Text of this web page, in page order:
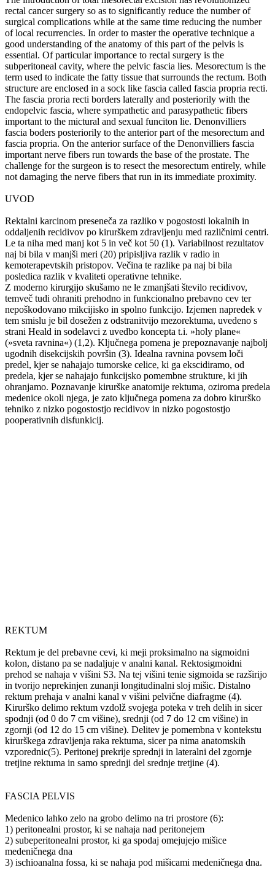
rectal cancer surgery so as to significantly reduce the number of
surgical complications while at the same time reducing the number
of local recurrencies. In order to master the operative technique a
good understanding of the anatomy of this part of the pelvis is
essential. Of particular importance to rectal surgery is the
subperitoneal cavity, where the pelvic fascia lies. Mesorectum is the
term used to indicate the fatty tissue that surrounds the rectum. Both
structure are enclosed in a sock like fascia called fascia propria recti.
The fascia proria recti borders laterally and posteriorily with the
endopelvic fascia, where sympathetic and parasypathetic fibers
important to the mictural and sexual funciton lie. Denonvilliers
fascia boders posteriorily to the anterior part of the mesorectum and
fascia propria. On the anterior surface of the Denonvilliers fascia
important nerve fibers run towards the base of the prostate. The
challenge for the surgeon is to resect the mesorectum entirely, while
not damaging the nerve fibers that run in its immediate proximity.
UVOD
Rektalni karcinom preseneča za razliko v pogostosti lokalnih in
oddaljenih recidivov po kirurškem zdravljenju med različnimi centri.
Le ta niha med manj kot 5 in več kot 50 (1). Variabilnost rezultatov
naj bi bila v manjši meri (20) pripisljiva razlik v radio in
kemoterapevtskih pristopov. Večina te razlike pa naj bi bila
posledica razlik v kvaliteti operativne tehnike.
Z moderno kirurgijo skušamo ne le zmanjšati število recidivov,
temveč tudi ohraniti prehodno in funkcionalno prebavno cev ter
nepoškodovano mikcijisko in spolno funkcijo. Izjemen napredek v
tem smislu je bil dosežen z odstranitvijo mezorektuma, uvedeno s
strani Heald in sodelavci z uvedbo koncepta t.i. »holy plane«
(»sveta ravnina«) (1,2). Ključnega pomena je prepoznavanje najbolj
ugodnih disekcijskih površin (3). Idealna ravnina povsem loči
predel, kjer se nahajajo tumorske celice, ki ga ekscidiramo, od
predela, kjer se nahajajo funkcijsko pomembne strukture, ki jih
ohranjamo. Poznavanje kirurške anatomije rektuma, oziroma predela
medenice okoli njega, je zato ključnega pomena za dobro kirurško
tehniko z nizko pogostostjo recidivov in nizko pogostostjo
pooperativnih disfunkicij.
REKTUM
Rektum je del prebavne cevi, ki meji proksimalno na sigmoidni
kolon, distano pa se nadaljuje v analni kanal. Rektosigmoidni
prehod se nahaja v višini S3. Na tej višini tenie sigmoida se razširijo
in tvorijo neprekinjen zunanji longitudinalni sloj mišic. Distalno
rektum prehaja v analni kanal v višini pelvične diafragme (4).
Kirurško delimo rektum vzdolž svojega poteka v treh delih in sicer
spodnji (od 0 do 7 cm višine), srednji (od 7 do 12 cm višine) in
zgornji (od 12 do 15 cm višine). Delitev je pomembna v kontekstu
kirurškega zdravljenja raka rektuma, sicer pa nima anatomskih
vzporednic(5). Peritonej prekrije sprednji in lateralni del zgornje
tretjine rektuma in samo sprednji del srednje tretjine (4).
FASCIA PELVIS
Medenico lahko zelo na grobo delimo na tri prostore (6):
1) peritonealni prostor, ki se nahaja nad peritonejem
2) subeperitonealni prostor, ki ga spodaj omejujejo mišice
medeničnega dna
3) ischioanalna fossa, ki se nahaja pod mišicami medeničnega dna.